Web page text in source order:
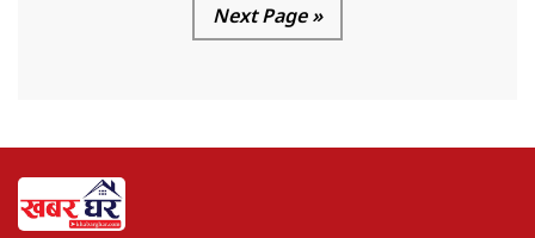
Next Page »